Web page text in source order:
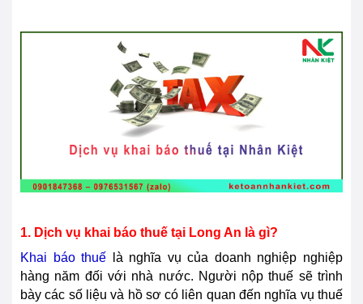
1. Dịch vụ khai báo thuế tại Long An là gì?
Khai báo thuế là nghĩa vụ của doanh nghiệp nghiệp
hàng năm đối với nhà nước. Người nộp thuế sẽ trình
bày các số liệu và hồ sơ có liên quan đến nghĩa vụ thuế